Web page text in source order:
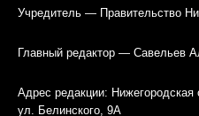
Учредитель — Правительство
Главный редактор — Савельев
Адрес редакции:
ул. Белинского, 9А